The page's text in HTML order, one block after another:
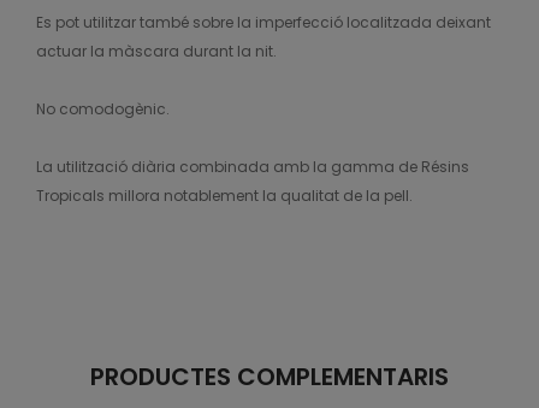
Es pot utilitzar també sobre la imperfecció localitzada deixant
actuar la màscara durant la nit.
No comodogènic.
La utilització diària combinada amb la gamma de Résins
Tropicals millora notablement la qualitat de la pell.
PRODUCTES COMPLEMENTARIS